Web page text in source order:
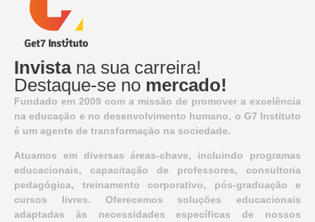
Invistana sua carreira!
Destaque-se no mercado!
Fundado em 2009 com a missão de promover a excelência
na educação e no desenvolvimento humano, o G7 Instituto
é um agente de transformação na sociedade.
Atuamos em diversas áreas-chave, incluindo programas
educacionais, capacitação de professores, consultoria
pedagógica, treinamento corporativo, pós-graduação e
cursos livres. Oferecemos soluções educacionais
adaptadas às necessidades específicas de nossos